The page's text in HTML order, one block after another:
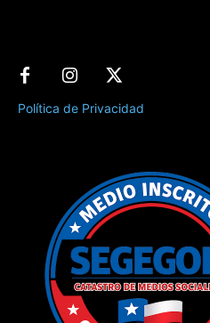
Política de Privacidad